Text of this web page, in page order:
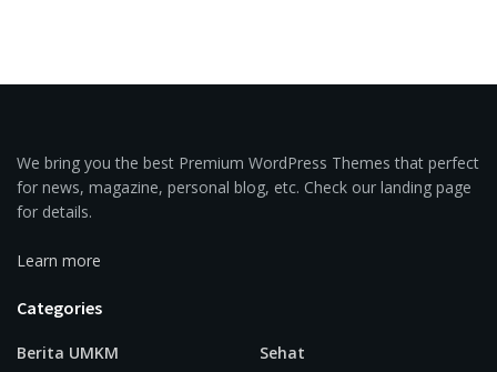
We bring you the best Premium WordPress Themes that perfect
for news, magazine, personal blog, etc. Check our landing page
for details.
Learn more
Categories
Berita UMKM
Sehat